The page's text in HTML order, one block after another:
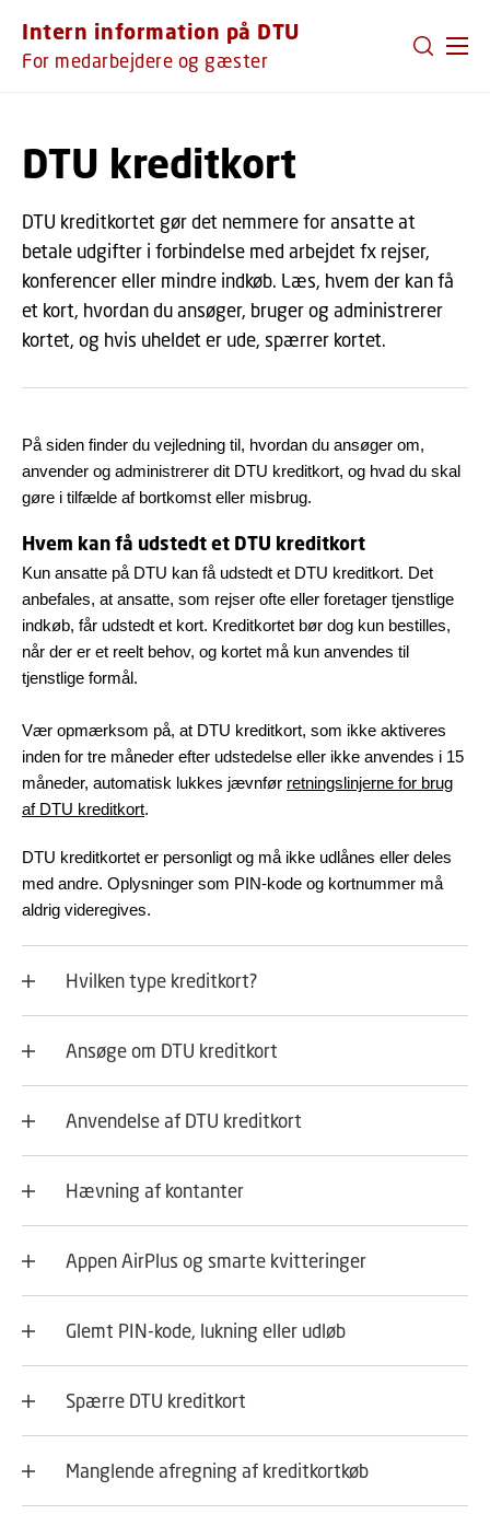
Intern information på DTU
For medarbejdere og gæster
DTU kreditkort
DTU kreditkortet gør det nemmere for ansatte at
betale udgifter i forbindelse med arbejdet fx rejser,
konferencer eller mindre indkøb. Læs, hvem der kan få
et kort, hvordan du ansøger, bruger og administrerer
kortet, og hvis uheldet er ude, spærrer kortet.
På siden finder du vejledning til, hvordan du ansøger om,
anvender og administrerer dit DTU kreditkort, og hvad du skal
gøre i tilfælde af bortkomst eller misbrug.
Hvem kan få udstedt et DTU kreditkort
Kun ansatte på DTU kan få udstedt et DTU kreditkort. Det
anbefales, at ansatte, som rejser ofte eller foretager tjenstlige
indkøb, får udstedt et kort. Kreditkortet bør dog kun bestilles,
når der er et reelt behov, og kortet må kun anvendes til
tjenstlige formål.
Vær opmærksom på, at DTU kreditkort, som ikke aktiveres
inden for tre måneder efter udstedelse eller ikke anvendes i 15
måneder, automatisk lukkes jævnfør retningslinjerne for brug
af DTU kreditkort.
DTU kreditkortet er personligt og må ikke udlånes eller deles
med andre. Oplysninger som PIN-kode og kortnummer må
aldrig videregives.
Hvilken type kreditkort?
Ansøge om DTU kreditkort
Anvendelse af DTU kreditkort
Hævning af kontanter
Appen AirPlus og smarte kvitteringer
Glemt PIN-kode, lukning eller udløb
Spærre DTU kreditkort
Manglende afregning af kreditkortkøb